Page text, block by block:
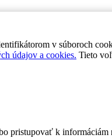
v súboroch
údajov a cookies. Tieto
k informáciám